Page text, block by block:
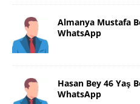
Almanya Mustafa
WhatsApp
Hasan Bey 46 Yaş
WhatsApp